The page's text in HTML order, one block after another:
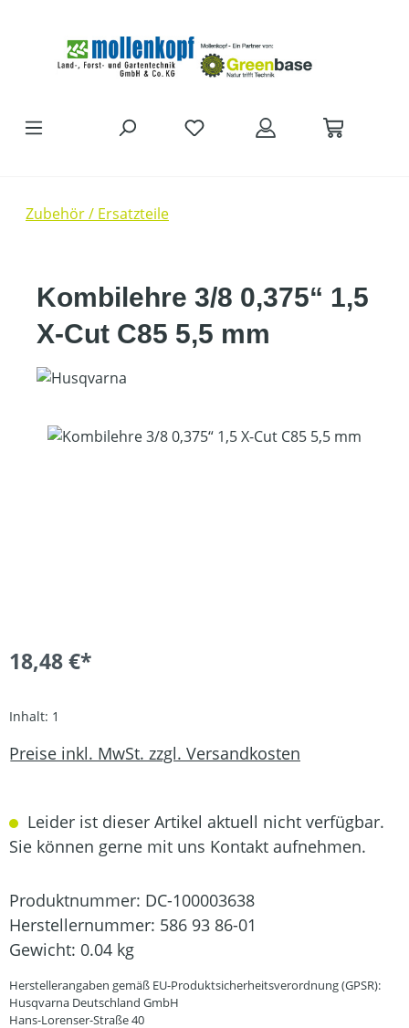
Zubehör / Ersatzteile
Kombilehre 3/8 0,375“ 1,5
X-Cut C85 5,5 mm
Bildergalerie überspringen
18,48 €*
Inhalt: 1
Preise inkl. MwSt. zzgl. Versandkosten
Leider ist dieser Artikel aktuell nicht verfügbar.
Sie können gerne mit uns Kontakt aufnehmen.
Produktnummer: DC-100003638
Herstellernummer: 586 93 86-01
Gewicht: 0.04 kg
Herstellerangaben gemäß EU-Produktsicherheitsverordnung (GPSR):
Husqvarna Deutschland GmbH
Hans-Lorenser-Straße 40